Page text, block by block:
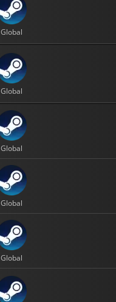
Global
Global
Global
Global
Global